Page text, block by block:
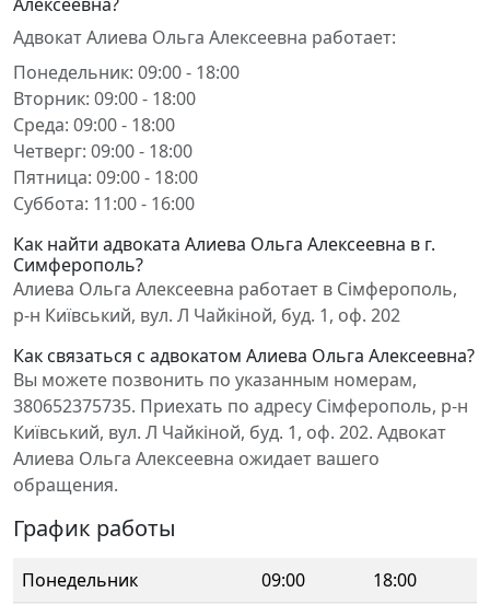
Адвокат Алиева Ольга Алексеевна работает:
Понедельник: 09:00 - 18:00
Вторник: 09:00 - 18:00
Среда: 09:00 - 18:00
Четверг: 09:00 - 18:00
Пятница: 09:00 - 18:00
Суббота: 11:00 - 16:00
Как найти адвоката Алиева Ольга Алексеевна в г.
Симферополь?
Алиева Ольга Алексеевна работает в Сімферополь,
р-н Київський, вул. Л Чайкіной, буд. 1, оф. 202
Как связаться с адвокатом Алиева Ольга Алексеевна?
Вы можете позвонить по указанным номерам,
380652375735. Приехать по адресу Сімферополь, р-н
Київський, вул. Л Чайкіной, буд. 1, оф. 202. Адвокат
Алиева Ольга Алексеевна ожидает вашего
обращения.
График работы
Понедельник 09:00
18:00